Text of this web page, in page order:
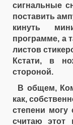
сигнальные
поставить
кинуть
программе, а
листов
Кстати, в
стороной.
В общем,
как,
степени могу
считаю этот